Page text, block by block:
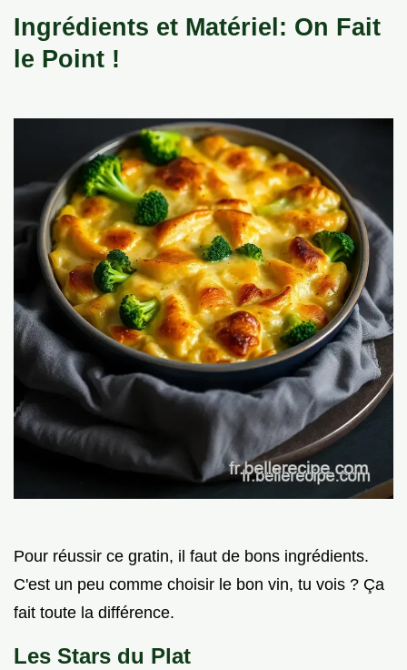
Ingrédients et Matériel: On Fait
le Point !
Pour réussir ce gratin, il faut de bons ingrédients.
C'est un peu comme choisir le bon vin, tu vois ? Ça
fait toute la différence.
Les Stars du Plat